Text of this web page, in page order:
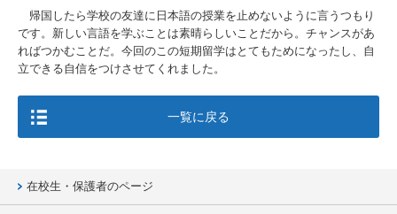
帰国したら学校の友達に日本語の授業を止めないように言うつもり
です。新しい言語を学ぶことは素晴らしいことだから。チャンスがあ
ればつかむことだ。今回のこの短期留学はとてもためになったし、自
立できる自信をつけさせてくれました。
一覧に戻る
在校生・保護者のページ